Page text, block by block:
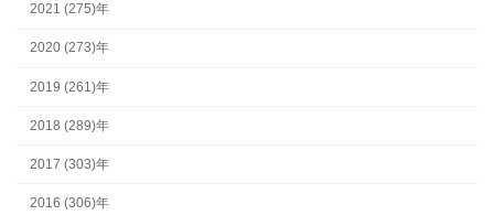
2021 (275)年
2020 (273)年
2019 (261)年
2018 (289)年
2017 (303)年
2016 (306)年